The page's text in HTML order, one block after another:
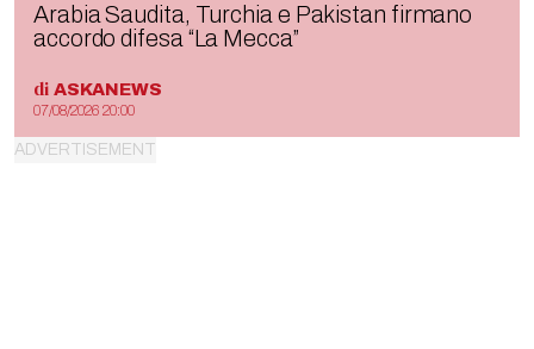
Arabia Saudita, Turchia e Pakistan firmano
accordo difesa “La Mecca”
di ASKANEWS
07/08/2026 20:00